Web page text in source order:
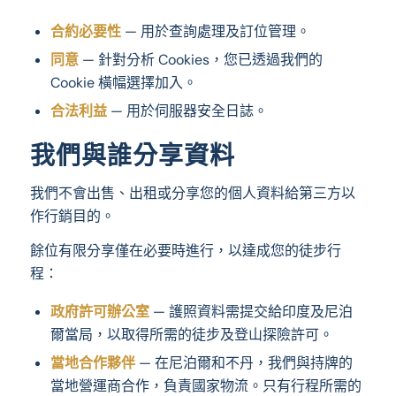
合約必要性— 用於查詢處理及訂位管理。
同意— 針對分析 Cookies，您已透過我們的
Cookie 橫幅選擇加入。
合法利益— 用於伺服器安全日誌。
我們與誰分享資料
我們不會出售、出租或分享您的個人資料給第三方以
作行銷目的。
餘位有限分享僅在必要時進行，以達成您的徒步行
程：
政府許可辦公室— 護照資料需提交給印度及尼泊
爾當局，以取得所需的徒步及登山探險許可。
當地合作夥伴— 在尼泊爾和不丹，我們與持牌的
當地營運商合作，負責國家物流。只有行程所需的